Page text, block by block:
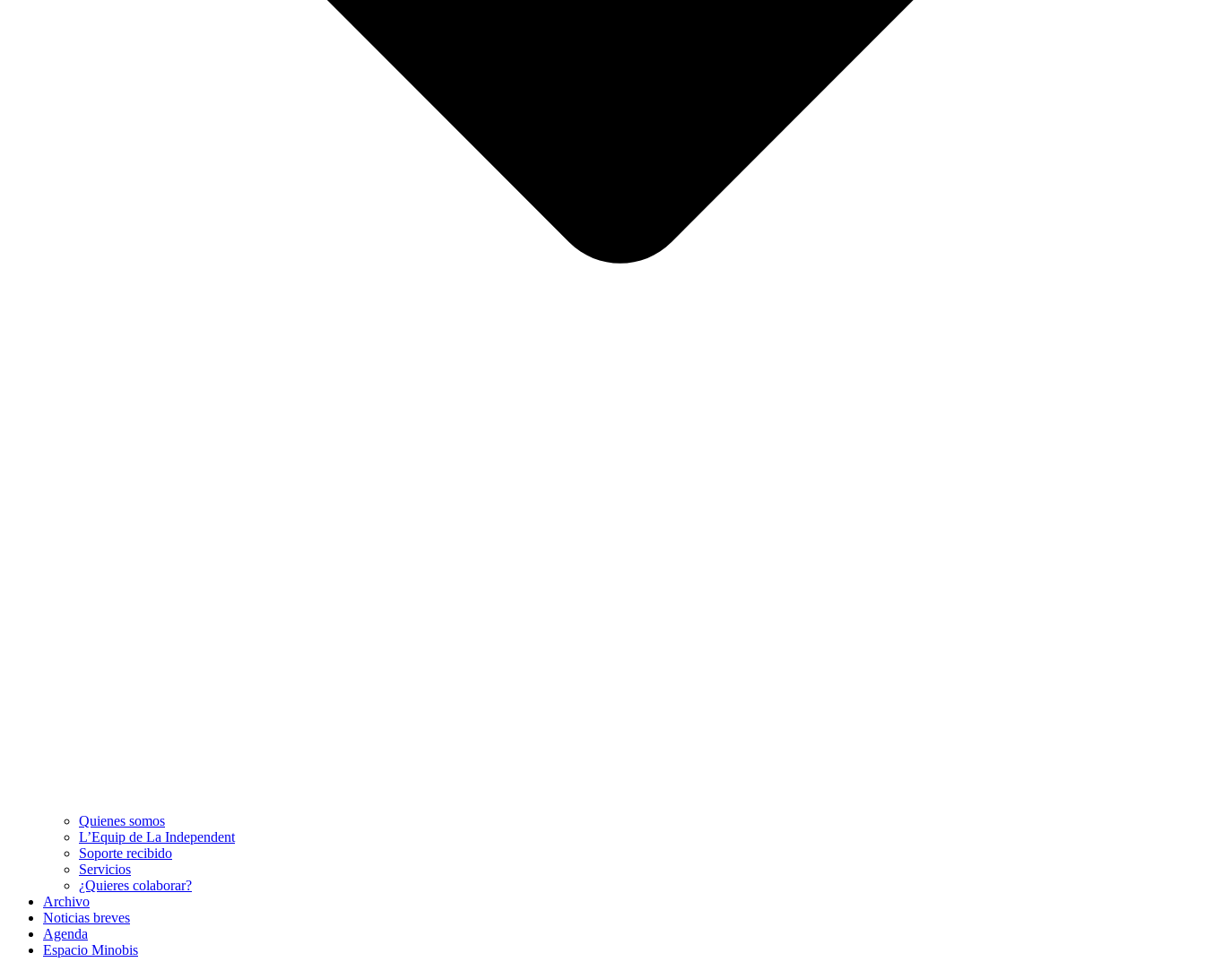
Quienes somos
L’Equip de La Independent
Soporte recibido
Servicios
¿Quieres colaborar?
Archivo
Noticias breves
Agenda
Espacio Minobis